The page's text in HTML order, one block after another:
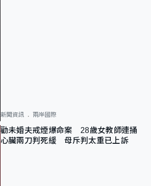
新聞資訊 兩岸國際
勸未婚夫戒煙爆命案 28歲女教師連捅
心臟兩刀判死緩 母斥判太重已上訴